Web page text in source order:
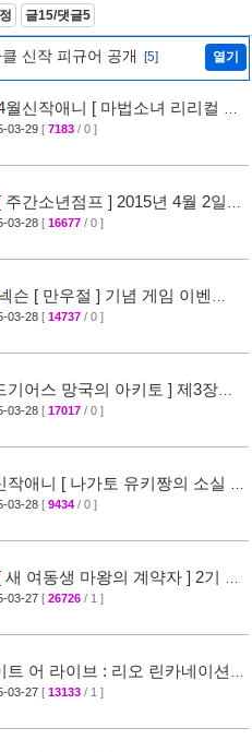
글15/댓글5
신작 피규어 공개 [5] 열기
월신작애니 [ 마법소녀 리리컬 나
영상 공개
03-29 [ 7183 / 0 ]
주간소년점프 ] 2015년 4월 2일
공개 + [ 나루토 ] 외전만화 연재
03-28 [ 16677 / 0 ]
슨 [ 만우절 ] 기념 게임 이벤
03-28 [ 14737 / 0 ]
기어스 망국의 아키토 ] 제3장
드기어스 반역의 를르슈 ] BD-
03-28 [ 17017 / 0 ]
작애니 [ 나가토 유키짱의 소실 ]
[35]
03-28 [ 9434 / 0 ]
새 여동생 마왕의 계약자 ] 2기 제
영상 공개 [45]
03-27 [ 26726 / 1 ]
트 어 라이브 : 리오 린카네이션 ]
[36]
03-27 [ 13133 / 1 ]